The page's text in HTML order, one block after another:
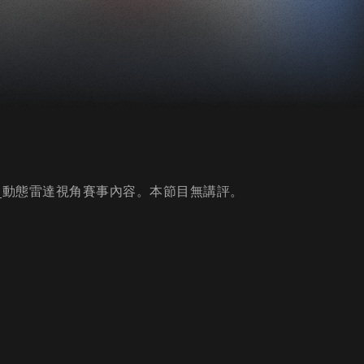
雷達視角賽事內容。本節目無講評。